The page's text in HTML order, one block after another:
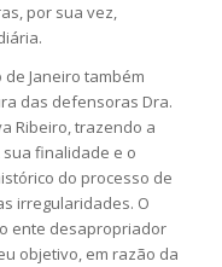
por sua vez,
Janeiro também
das defensoras Dra.
Ribeiro, trazendo a
finalidade e o
do processo de
irregularidades. O
ente desapropriador
objetivo, em razão da